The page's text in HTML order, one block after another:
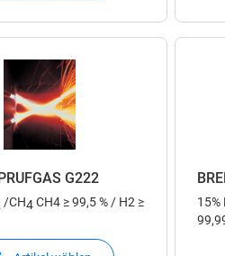
G222
/CH4CH4 ≥ 99,5 % / H2 ≥
15%